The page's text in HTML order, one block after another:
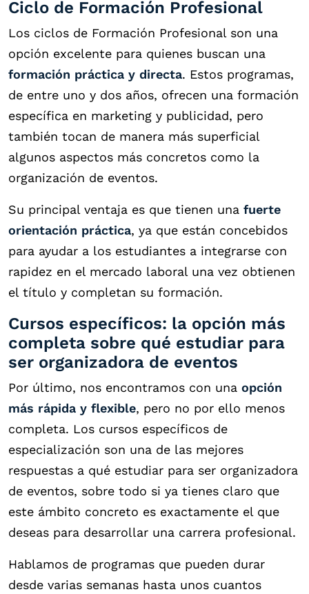
Ciclo de Formación Profesional
Los ciclos de Formación Profesional son una
opción excelente para quienes buscan una
formación práctica y directa. Estos programas,
de entre uno y dos años, ofrecen una formación
específica en marketing y publicidad, pero
también tocan de manera más superficial
algunos aspectos más concretos como la
organización de eventos.
Su principal ventaja es que tienen una fuerte
orientación práctica, ya que están concebidos
para ayudar a los estudiantes a integrarse con
rapidez en el mercado laboral una vez obtienen
el título y completan su formación.
Cursos específicos: la opción más
completa sobre qué estudiar para
ser organizadora de eventos
Por último, nos encontramos con una opción
más rápida y flexible, pero no por ello menos
completa. Los cursos específicos de
especialización son una de las mejores
respuestas a qué estudiar para ser organizadora
de eventos, sobre todo si ya tienes claro que
este ámbito concreto es exactamente el que
deseas para desarrollar una carrera profesional.
Hablamos de programas que pueden durar
desde varias semanas hasta unos cuantos